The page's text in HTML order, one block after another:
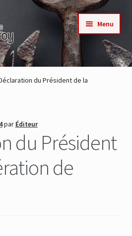
Menu
du Président de la
par Éditeur
du Président
de